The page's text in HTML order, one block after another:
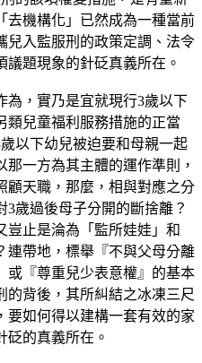
去機構化」已然成為一種當前
兒入監服刑的政策定調、法令
題現象的針砭真義所在。
為，實乃是宜就現行3歲以下
類兒童福利服務措施的正當
以下幼兒被迫要和母親一起
一方為其主體的運作準則，
顧天職，那麼，相與對應之分
歲過後母子分開的斷捨離？
豈止是淪為「監所娃娃」和
連帶地，標舉『不與父母分離
或『尊重兒少表意權』的基本
的背後，其所糾結之冰凍三尺
要如何得以建構一套有效的家
砭的真義所在。